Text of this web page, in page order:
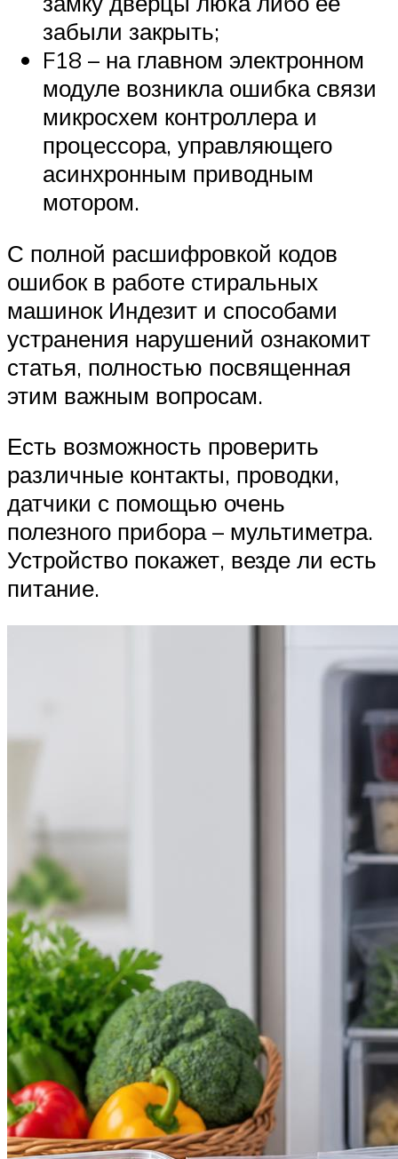
забыли закрыть;
F18 – на главном электронном
модуле возникла ошибка связи
микросхем контроллера и
процессора, управляющего
асинхронным приводным
мотором.
С полной расшифровкой кодов
ошибок в работе стиральных
машинок Индезит и способами
устранения нарушений ознакомит
статья, полностью посвященная
этим важным вопросам.
Есть возможность проверить
различные контакты, проводки,
датчики с помощью очень
полезного прибора – мультиметра.
Устройство покажет, везде ли есть
питание.